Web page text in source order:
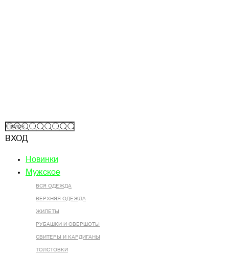
ВХОД
Новинки
Мужское
ВСЯ ОДЕЖДА
ВЕРХНЯЯ ОДЕЖДА
ЖИЛЕТЫ
РУБАШКИ И ОВЕРШОТЫ
СВИТЕРЫ И КАРДИГАНЫ
ТОЛСТОВКИ